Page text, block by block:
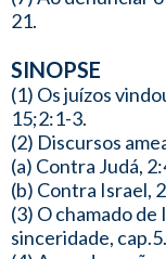
21.
SINOPSE
(1) Os juízos
15;2:1-3.
(2) Discursos
(a) Contra Judá,
(b) Contra Israel,
(3) O chamado
sinceridade, cap.5.